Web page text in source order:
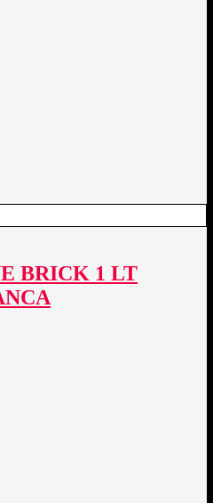
BRICK 1 LT